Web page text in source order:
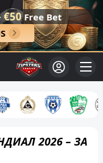
€50Free Bet
2026 – ЗА